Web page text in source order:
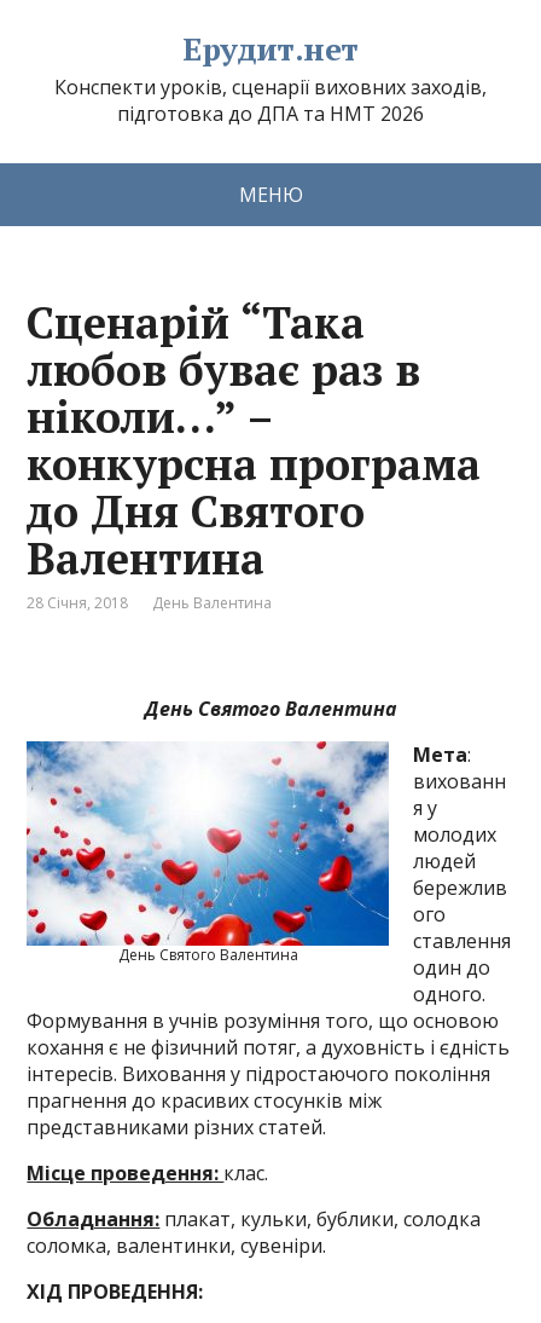
Ерудит.нет
Конспекти уроків, сценарії виховних заходів,
підготовка до ДПА та НМТ 2026
МЕНЮ
Cценарій “Така
любов буває раз в
ніколи…” –
конкурсна програма
до Дня Святого
Валентина
28 Січня, 2018 День Валентина
День Святого Валентина
День Святого Валентина
Мета:
вихованн
я у
молодих
людей
бережлив
ого
ставлення
один до
одного.
Формування в учнів розуміння того, що основою
кохання є не фізичний потяг, а духовність і єдність
інтересів. Виховання у підростаючого покоління
прагнення до красивих стосунків між
представниками різних статей.
Місце проведення: клас.
Обладнання: плакат, кульки, бублики, солодка
соломка, валентинки, сувеніри.
ХІД ПРОВЕДЕННЯ: